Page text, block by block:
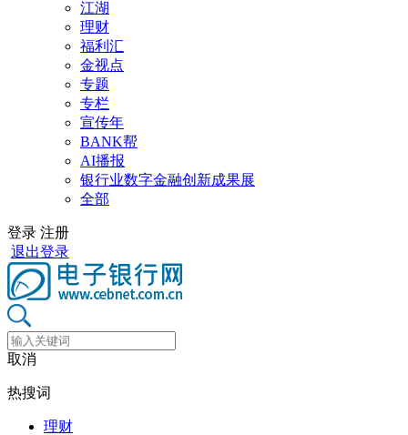
江湖
理财
福利汇
金视点
专题
专栏
宣传年
BANK帮
AI播报
银行业数字金融创新成果展
全部
登录 注册
退出登录
取消
热搜词
理财